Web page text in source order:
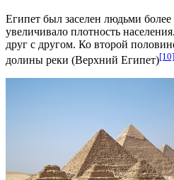
Египет был заселен людьми более
увеличивало плотность
друг с другом. Ко второй
долины реки (Верхний Египет)[10]